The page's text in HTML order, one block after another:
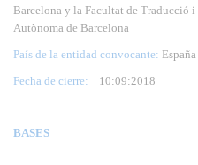
Barcelona y la Facultat de Traducció
Autònoma de Barcelona
País de la entidad convocante: España
Fecha de cierre:
10:09:2018
BASES